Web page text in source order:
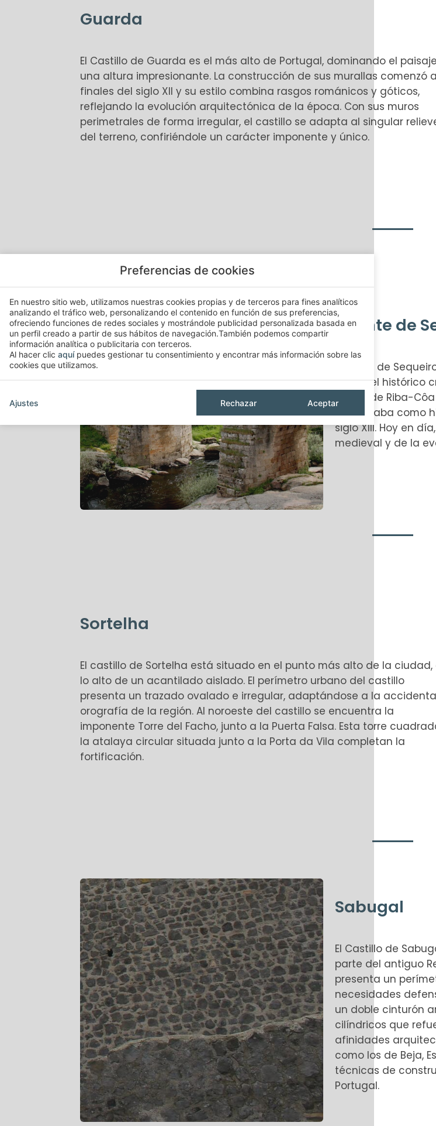
Guarda
El Castillo de Guarda es el más alto de Portugal, dominando el
una altura impresionante. La construcción de sus murallas comenzó a
finales del siglo XII y su estilo combina rasgos románicos y góticos,
reflejando la evolución arquitectónica de la época. Con sus muros
perimetrales de forma irregular, el castillo se adapta al singular
del terreno, confiriéndole un carácter imponente y único.
Puente de
El Ponte de
un papel histórico
tierras de Riba-
funcionaba como
siglo XIII. Hoy en
medieval y de la
Sortelha
El castillo de Sortelha está situado en el punto más alto de la ciudad,
lo alto de un acantilado aislado. El perímetro urbano del castillo
presenta un trazado ovalado e irregular, adaptándose a la
orografía de la región. Al noroeste del castillo se encuentra la
imponente Torre del Facho, junto a la Puerta Falsa. Esta torre
la atalaya circular situada junto a la Porta da Vila completan la
fortificación.
Sabugal
El Castillo de
parte del antiguo
presenta un
necesidades
un doble cinturón
cilíndricos que
afinidades
como los de Beja,
técnicas de
Portugal.
Preferencias de cookies
En nuestro sitio web, utilizamos nuestras cookies propias y de terceros para fines analíticos
analizando el tráfico web, personalizando el contenido en función de sus preferencias,
ofreciendo funciones de redes sociales y mostrándole publicidad personalizada basada en
un perfil creado a partir de sus hábitos de navegación.También podemos compartir
información analítica o publicitaria con terceros.
Al hacer clic aquípuedes gestionar tu consentimiento y encontrar más información sobre las
cookies que utilizamos.
Ajustes Rechazar Aceptar